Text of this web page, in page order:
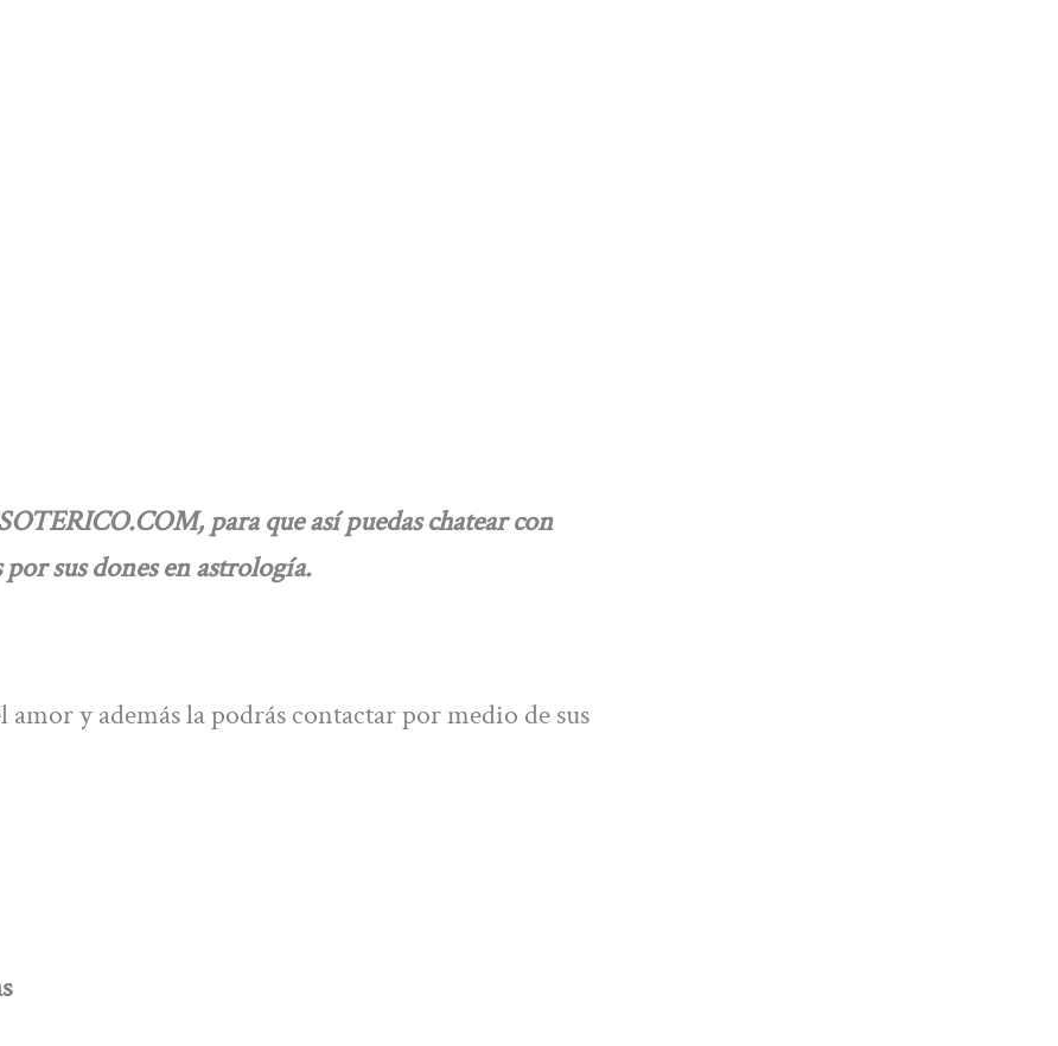
para que así puedas chatear con
sus dones en astrología.
y además la podrás contactar por medio de sus